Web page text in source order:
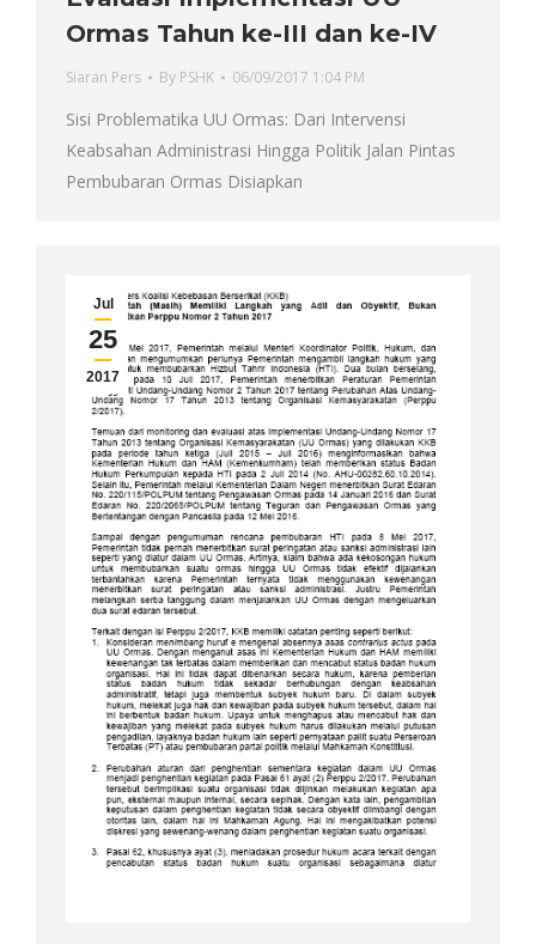
Ormas Tahun ke-III dan ke-IV
Siaran Pers By PSHK 06/09/2017 1:04 PM
Sisi Problematika UU Ormas: Dari Intervensi
Keabsahan Administrasi Hingga Politik Jalan Pintas
Pembubaran Ormas Disiapkan
Jul
25
2017